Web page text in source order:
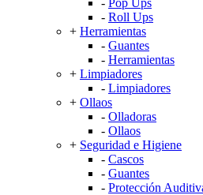
- Pop Ups
- Roll Ups
+ Herramientas
- Guantes
- Herramientas
+ Limpiadores
- Limpiadores
+ Ollaos
- Olladoras
- Ollaos
+ Seguridad e Higiene
- Cascos
- Guantes
- Protección